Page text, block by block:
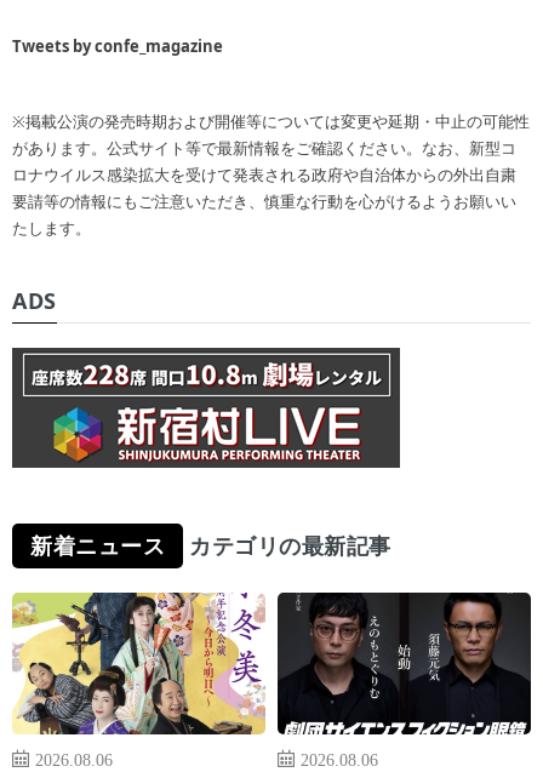
Tweets by confe_magazine
※掲載公演の発売時期および開催等については変更や延期・中止の可能性
があります。公式サイト等で最新情報をご確認ください。なお、新型コ
ロナウイルス感染拡大を受けて発表される政府や自治体からの外出自粛
要請等の情報にもご注意いただき、慎重な行動を心がけるようお願いい
たします。
ADS
新着ニュース カテゴリの最新記事
2026.08.06
2026.08.06